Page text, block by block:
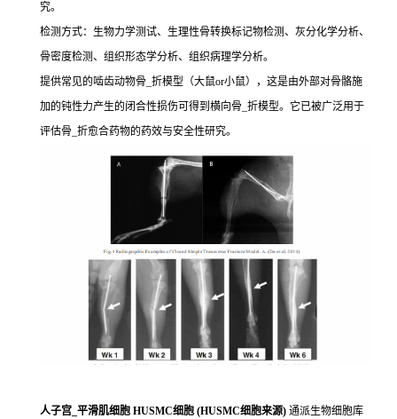
究。
检测方式：生物力学测试、生理性骨转换标记物检测、灰分化学分析、
骨密度检测、组织形态学分析、组织病理学分析。
提供常见的啮齿动物骨_折模型（大鼠or小鼠），这是由外部对骨骼施
加的钝性力产生的闭合性损伤可得到横向骨_折模型。它已被广泛用于
评估骨_折愈合药物的药效与安全性研究。
人子宫_平滑肌细胞 HUSMC细胞 (HUSMC细胞来源) 通派生物细胞库